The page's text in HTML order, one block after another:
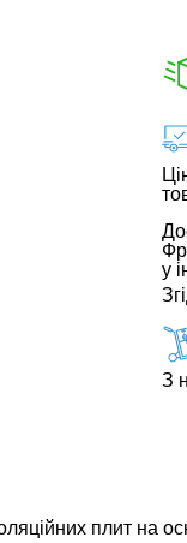
у
З
плит на